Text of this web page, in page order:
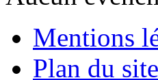
Mentions
Plan du site